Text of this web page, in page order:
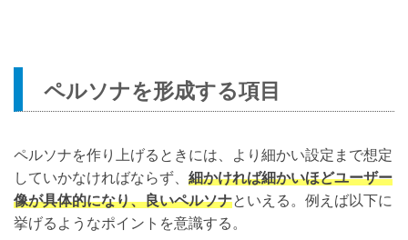
ペルソナを形成する項目
ペルソナを作り上げるときには、より細かい設定まで想定
していかなければならず、 細かければ細かいほどユーザー
像が具体的になり、良いペルソナといえる。例えば以下に
挙げるようなポイントを意識する。